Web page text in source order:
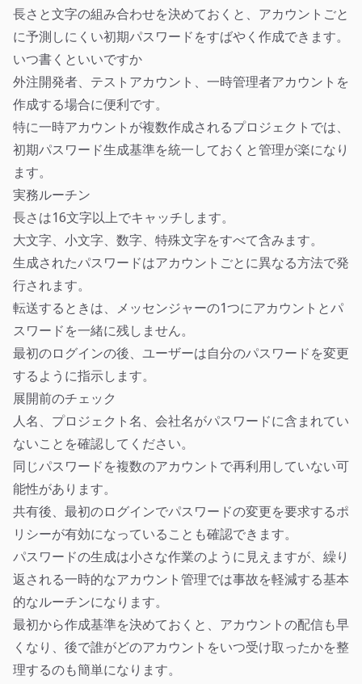
長さと文字の組み合わせを決めておくと、アカウントごと
に予測しにくい初期パスワードをすばやく作成できます。
いつ書くといいですか
外注開発者、テストアカウント、一時管理者アカウントを
作成する場合に便利です。
特に一時アカウントが複数作成されるプロジェクトでは、
初期パスワード生成基準を統一しておくと管理が楽になり
ます。
実務ルーチン
長さは16文字以上でキャッチします。
大文字、小文字、数字、特殊文字をすべて含みます。
生成されたパスワードはアカウントごとに異なる方法で発
行されます。
転送するときは、メッセンジャーの1つにアカウントとパ
スワードを一緒に残しません。
最初のログインの後、ユーザーは自分のパスワードを変更
するように指示します。
展開前のチェック
人名、プロジェクト名、会社名がパスワードに含まれてい
ないことを確認してください。
同じパスワードを複数のアカウントで再利用していない可
能性があります。
共有後、最初のログインでパスワードの変更を要求するポ
リシーが有効になっていることも確認できます。
パスワードの生成は小さな作業のように見えますが、繰り
返される一時的なアカウント管理では事故を軽減する基本
的なルーチンになります。
最初から作成基準を決めておくと、アカウントの配信も早
くなり、後で誰がどのアカウントをいつ受け取ったかを整
理するのも簡単になります。